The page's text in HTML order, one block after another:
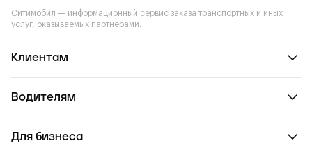
Ситимобил — информационный сервис заказа транспортных и иных
услуг, оказываемых партнерами.
Клиентам
Водителям
Для бизнеса